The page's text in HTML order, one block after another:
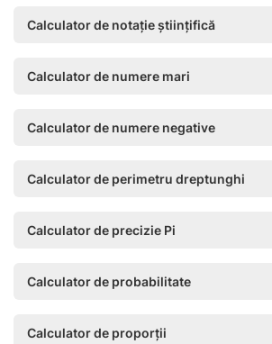
Calculator de notație științifică
Calculator de numere mari
Calculator de numere negative
Calculator de perimetru dreptunghi
Calculator de precizie Pi
Calculator de probabilitate
Calculator de proporții